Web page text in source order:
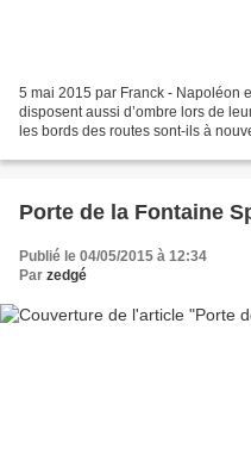
5 mai 2015 par Franck - Napoléon
disposent aussi d’ombre lors de
les bords des routes sont-ils à
Porte de la Fontaine
Publié le 04/05/2015 à 12:34
Par zedgé